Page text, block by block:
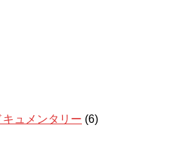
ュメンタリー (6)